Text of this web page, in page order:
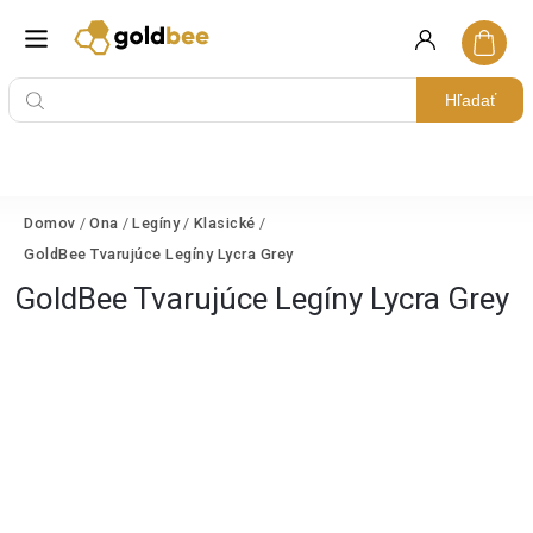
Hľadať
Domov / Ona / Legíny / Klasické /
GoldBee Tvarujúce Legíny Lycra Grey
GoldBee Tvarujúce Legíny Lycra Grey